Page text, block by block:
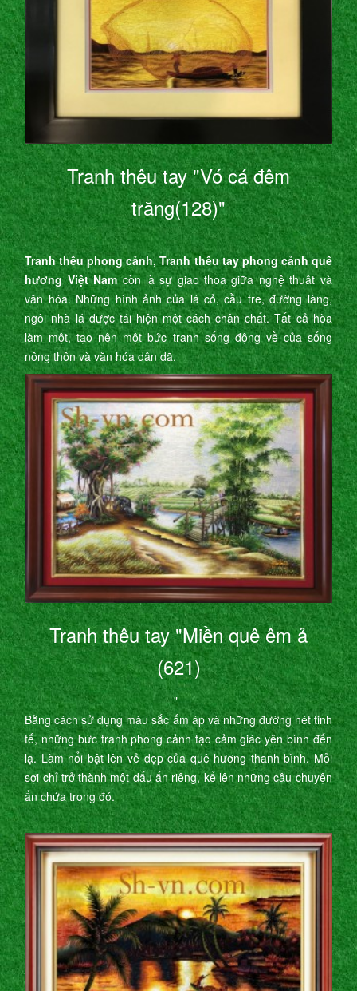
Tranh thêu tay "Vó cá đêm
trăng(128)"
Tranh thêu phong cảnh, Tranh thêu tay phong cảnh quê
hương Việt Namcòn là sự giao thoa giữa nghệ thuât và
văn hóa. Những hình ảnh của lá cỏ, cầu tre, đường làng,
ngôi nhà lá được tái hiện một cách chân chất. Tất cả hòa
làm một, tạo nên một bức tranh sống động về của sống
nông thôn và văn hóa dân dã.
Tranh thêu tay "Miền quê êm ả
(621)
"
Bằng cách sử dụng màu sắc ấm áp và những đường nét tinh
tế, những bức tranh phong cảnh tạo cảm giác yên bình đến
lạ. Làm nổi bật lên vẻ đẹp của quê hương thanh bình. Mỗi
sợi chỉ trở thành một dấu ấn riêng, kể lên những câu chuyện
ẩn chứa trong đó.